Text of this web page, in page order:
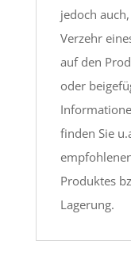
jedoch
Verzehr
auf den
oder
finden Sie
Produktes
Lagerung.